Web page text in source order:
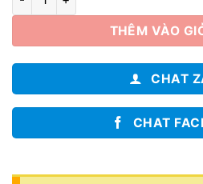
THÊM VÀO
CHAT
CHAT